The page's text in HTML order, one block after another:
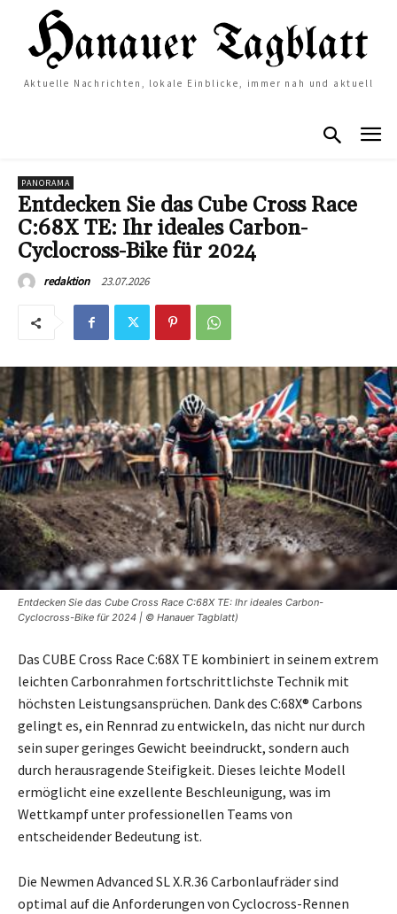
Aktuelle Nachrichten, lokale Einblicke, immer nah und aktuell
PANORAMA
Entdecken Sie das Cube Cross Race
C:68X TE: Ihr ideales Carbon-
Cyclocross-Bike für 2024
redaktion 23.07.2026
Entdecken Sie das Cube Cross Race C:68X TE: Ihr ideales Carbon-
Cyclocross-Bike für 2024 | © Hanauer Tagblatt)
Das CUBE Cross Race C:68X TE kombiniert in seinem extrem
leichten Carbonrahmen fortschrittlichste Technik mit
höchsten Leistungsansprüchen. Dank des C:68X® Carbons
gelingt es, ein Rennrad zu entwickeln, das nicht nur durch
sein super geringes Gewicht beeindruckt, sondern auch
durch herausragende Steifigkeit. Dieses leichte Modell
ermöglicht eine exzellente Beschleunigung, was im
Wettkampf unter professionellen Teams von
entscheidender Bedeutung ist.
Die Newmen Advanced SL X.R.36 Carbonlaufräder sind
optimal auf die Anforderungen von Cyclocross-Rennen